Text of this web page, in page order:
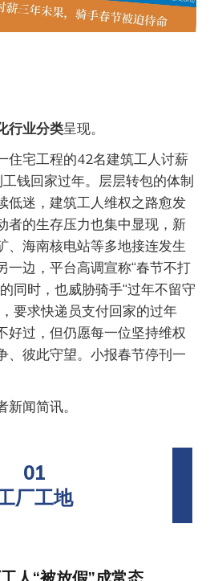
行业分类呈现。
住宅工程的42名建筑工人讨薪
钱回家过年。层层转包的体制
低迷，建筑工人维权之路愈发
者的生存压力也集中显现，新
、海南核电站等多地接连发生
一边，平台高调宣称“春节不打
同时，也威胁骑手“过年不留守
要求快递员支付回家的过年
好过，但仍愿每一位坚持维权
、彼此守望。小报春节停刊一
闻简讯。
01
厂工地